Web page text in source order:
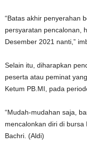
“Batas akhir penyerahan
persyaratan pencalonan,
Desember 2021 nanti,”
Selain itu, diharapkan
peserta atau peminat
Ketum PB.MI, pada
“Mudah-mudahan saja,
mencalonkan diri di bursa
Bachri. (Aldi)